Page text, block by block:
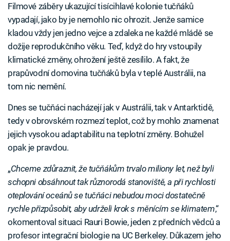
Filmové záběry ukazující tisícihlavé kolonie tučňáků
vypadají, jako by je nemohlo nic ohrozit. Jenže samice
kladou vždy jen jedno vejce a zdaleka ne každé mládě se
dožije reprodukčního věku. Teď, když do hry vstoupily
klimatické změny, ohrožení ještě zesílilo. A fakt, že
prapůvodní domovina tučňáků byla v teplé Austrálii, na
tom nic nemění.
Dnes se tučňáci nacházejí jak v Austrálii, tak v Antarktidě,
tedy v obrovském rozmezí teplot, což by mohlo znamenat
jejich vysokou adaptabilitu na teplotní změny. Bohužel
opak je pravdou.
„Chceme zdůraznit, že tučňákům trvalo miliony let, než byli
schopni obsáhnout tak různorodá stanoviště, a při rychlosti
oteplování oceánů se tučňáci nebudou moci dostatečně
rychle přizpůsobit, aby udrželi krok s měnícím se klimatem,“
okomentoval situaci Rauri Bowie, jeden z předních vědců a
profesor integrační biologie na UC Berkeley. Důkazem jeho